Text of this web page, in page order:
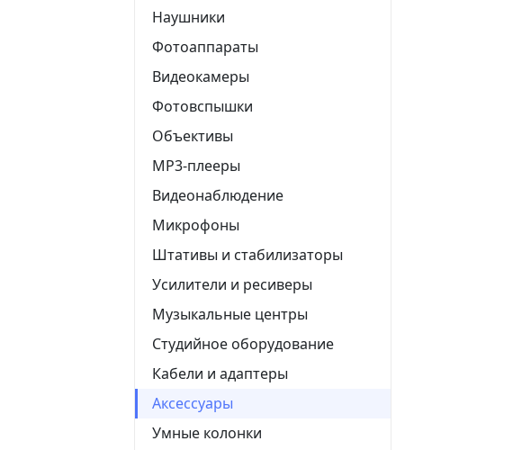
Наушники
Фотоаппараты
Видеокамеры
Фотовспышки
Объективы
MP3-плееры
Видеонаблюдение
Микрофоны
Штативы и стабилизаторы
Усилители и ресиверы
Музыкальные центры
Студийное оборудование
Кабели и адаптеры
Аксессуары
Умные колонки